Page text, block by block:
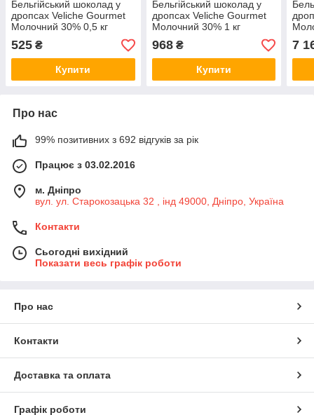
Бельгійський шоколад у
дропсах Veliche Gourmet
Молочний 30% 0,5 кг
Термостабільний
525 ₴
Купити
Бельгійський шоколад у
дропсах Veliche Gourmet
Молочний 30% 1 кг
Термостабільний
968₴
Купити
7
Про нас
99% позитивних з 692 відгуків за рік
Працює з 03.02.2016
м. Дніпро
вул. ул. Старокозацька 32 , інд 49000, Дніпро, Україна
Контакти
Сьогодні вихідний
Показати весь графік роботи
Про нас
Контакти
Доставка та оплата
Графік роботи